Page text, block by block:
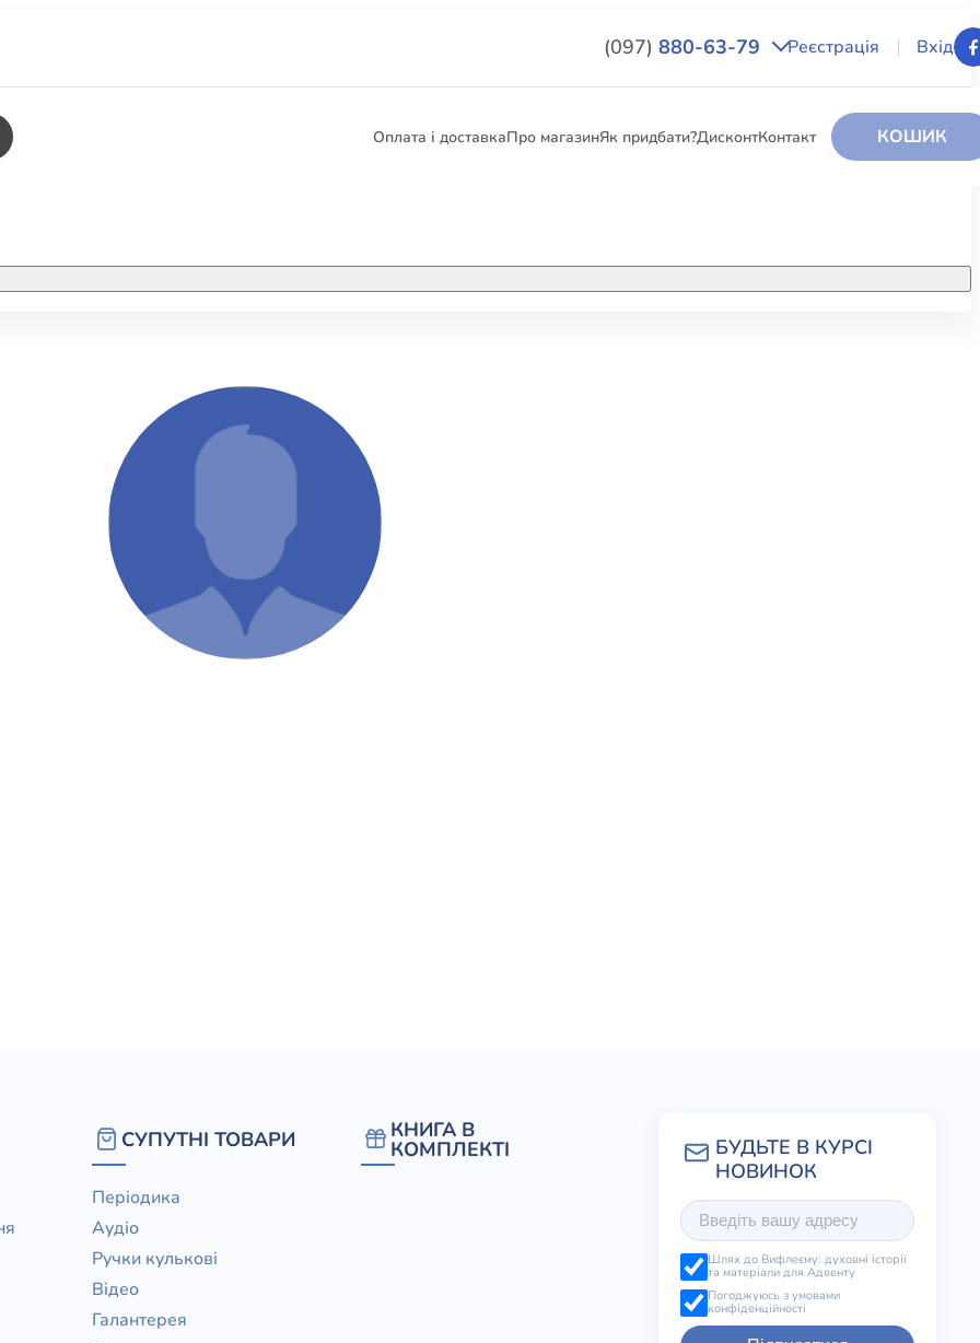
(097) 880-63-79 Реєстрація Вхід
Оплата і доставкаПро магазинЯк придбати?ДисконтКонтакт КОШИК
консультування
ЕЛЕКТРОННІ КНИГИ
КНИГА В КОМПЛЕКТІ
СУПУТНІ ТОВАРИ
Періодика
Аудіо
Ручки кулькові
Відео
Галантерея
КНИГА В
КОМПЛЕКТІ
Шлях до Вифлеєму: духовні історії
та матеріали для Адвенту
Погоджуюсь з умовами
конфіденційності